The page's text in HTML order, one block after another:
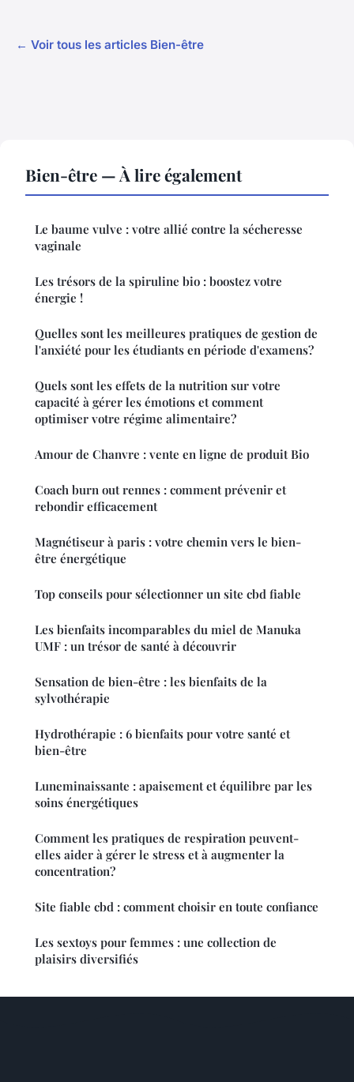
← Voir tous les articles Bien-être
Bien-être — À lire également
Le baume vulve : votre allié contre la sécheresse
vaginale
Les trésors de la spiruline bio : boostez votre
énergie !
Quelles sont les meilleures pratiques de gestion de
l'anxiété pour les étudiants en période d'examens?
Quels sont les effets de la nutrition sur votre
capacité à gérer les émotions et comment
optimiser votre régime alimentaire?
Amour de Chanvre : vente en ligne de produit Bio
Coach burn out rennes : comment prévenir et
rebondir efficacement
Magnétiseur à paris : votre chemin vers le bien-
être énergétique
Top conseils pour sélectionner un site cbd fiable
Les bienfaits incomparables du miel de Manuka
UMF : un trésor de santé à découvrir
Sensation de bien-être : les bienfaits de la
sylvothérapie
Hydrothérapie : 6 bienfaits pour votre santé et
bien-être
Luneminaissante : apaisement et équilibre par les
soins énergétiques
Comment les pratiques de respiration peuvent-
elles aider à gérer le stress et à augmenter la
concentration?
Site fiable cbd : comment choisir en toute confiance
Les sextoys pour femmes : une collection de
plaisirs diversifiés